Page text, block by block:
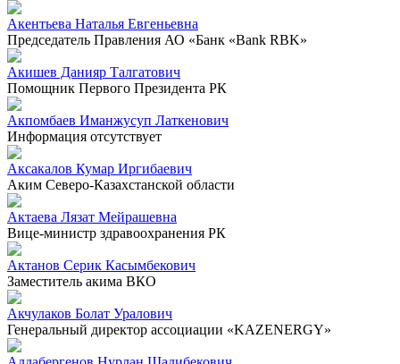
Акентьева Наталья Евгеньевна
Председатель Правления АО «Банк «Bank RBK»
Акишев Данияр Талгатович
Помощник Первого Президента РК
Акпомбаев Иманжусуп Латкенович
Информация отсутствует
Аксакалов Кумар Иргибаевич
Аким Северо-Казахстанской области
Актаева Лязат Мейрашевна
Вице-министр здравоохранения РК
Актанов Серик Касымбекович
Заместитель акима ВКО
Акчулаков Болат Уралович
Генеральный директор ассоциации «KAZENERGY»